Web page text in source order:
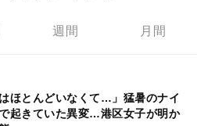
週間 月間
はほとんどいなくて…」猛暑のナイ
起きていた異変…港区女子が明か